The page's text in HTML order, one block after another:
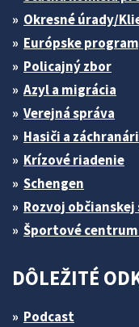
Okresné úrady/
Európske
Policajný zbor
Azyl a migrácia
Verejná správa
Hasiči a záchranári
Krízové riadenie
Schengen
Rozvoj
Športové
DÔLEŽITÉ
Podcast